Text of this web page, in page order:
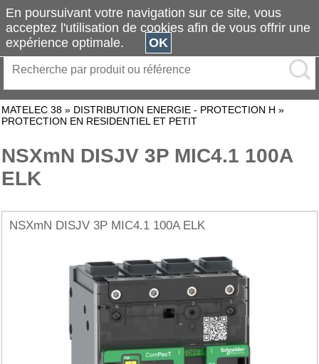
MATELEC 38 » DISTRIBUTION ENERGIE - PROTECTION H »
PROTECTION EN RESIDENTIEL ET PETIT
NSXmN DISJV 3P MIC4.1 100A
ELK
NSXmN DISJV 3P MIC4.1 100A ELK
En poursuivant votre navigation sur ce site, vous
acceptez l'utilisation de cookies afin de vous offrir une
expérience optimale.
OK